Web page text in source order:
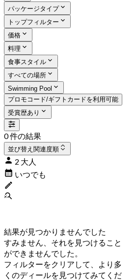
パッケージタイプ
トップフィルター
価格
料理
食事スタイル
すべての場所
Swimming Pool
プロモコード/ギフトカードを利用可能
受賞歴あり
0 件の結果
並び替え 関連度順
2 大人
いつでも
結果が見つかりませんでした
すみません、それを見つけること
ができませんでした。
フィルターをクリアして、より多
くのディールを見つけてみてくだ